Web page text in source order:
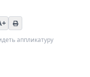
аппликатуру